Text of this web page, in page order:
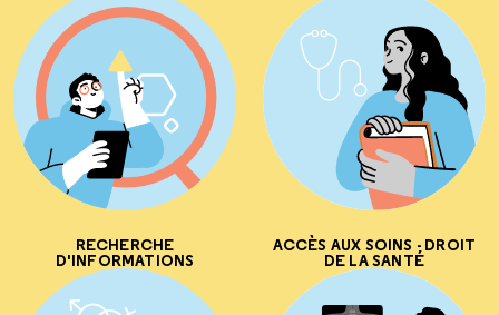
RECHERCHE
D'INFORMATIONS
ACCÈS AUX SOINS - DROIT
DE LA SANTÉ